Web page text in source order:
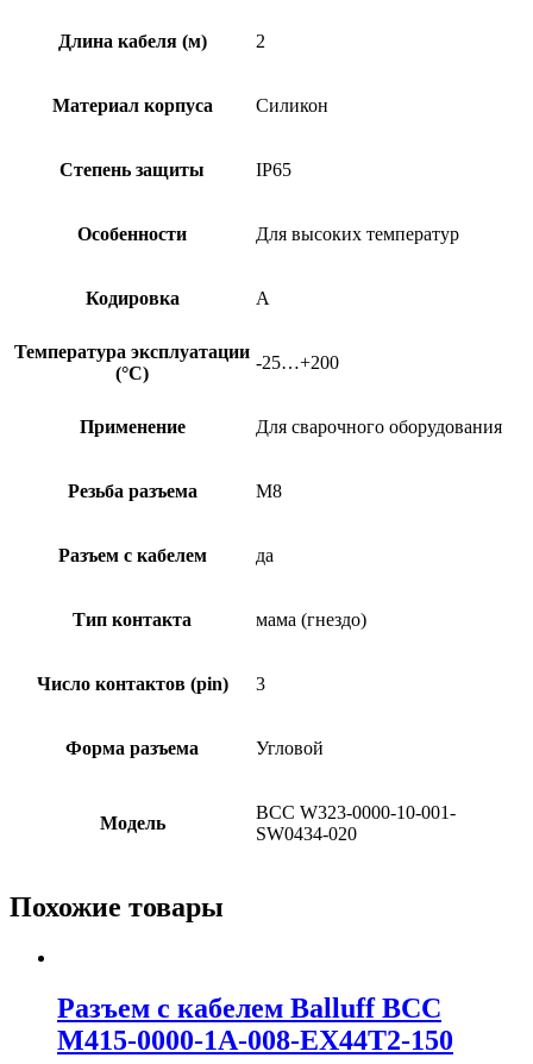
Длина кабеля (м) 2
Материал корпуса Силикон
Степень защиты IP65
Особенности Для высоких температур
Кодировка A
Температура эксплуатации
(°C)
-25…+200
Применение Для сварочного оборудования
Резьба разъема M8
Разъем с кабелем да
Тип контакта мама (гнездо)
Число контактов (pin) 3
Форма разъема Угловой
Модель
BCC W323-0000-10-001-
SW0434-020
Похожие товары
Разъем с кабелем Balluff BCC
M415-0000-1A-008-EX44T2-150